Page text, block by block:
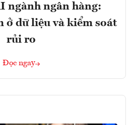
ngành ngân hàng:
ở dữ liệu và kiểm soát
rủi ro
Đọc ngay